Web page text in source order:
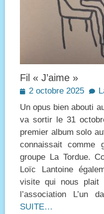
Fil « J’aime »
Posted
2 octobre 2025
Un opus bien abouti
va sortir le 31
premier album solo
connaissait comme
groupe La Tordue.
Loïc Lantoine
visite qui nous plait
l’association L’un
SUITE…